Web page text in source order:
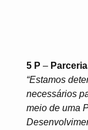
5 P –
“Estamos
necessários
meio de uma